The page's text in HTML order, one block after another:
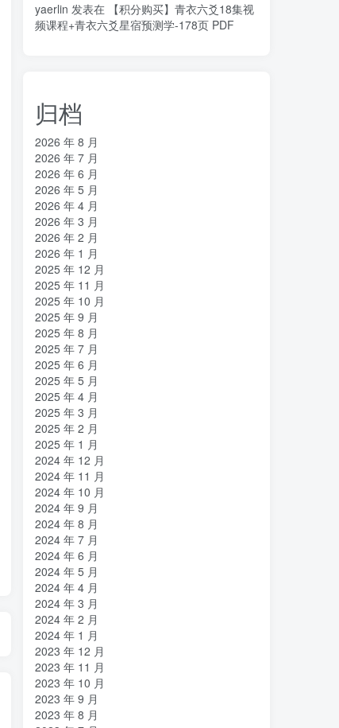
yaerlin 发表在 【积分购买】青衣六爻18集视
频课程+青衣六爻星宿预测学-178页 PDF
归档
2026 年 8 月
2026 年 7 月
2026 年 6 月
2026 年 5 月
2026 年 4 月
2026 年 3 月
2026 年 2 月
2026 年 1 月
2025 年 12 月
2025 年 11 月
2025 年 10 月
2025 年 9 月
2025 年 8 月
2025 年 7 月
2025 年 6 月
2025 年 5 月
2025 年 4 月
2025 年 3 月
2025 年 2 月
2025 年 1 月
2024 年 12 月
2024 年 11 月
2024 年 10 月
2024 年 9 月
2024 年 8 月
2024 年 7 月
2024 年 6 月
2024 年 5 月
2024 年 4 月
2024 年 3 月
2024 年 2 月
2024 年 1 月
2023 年 12 月
2023 年 11 月
2023 年 10 月
2023 年 9 月
2023 年 8 月